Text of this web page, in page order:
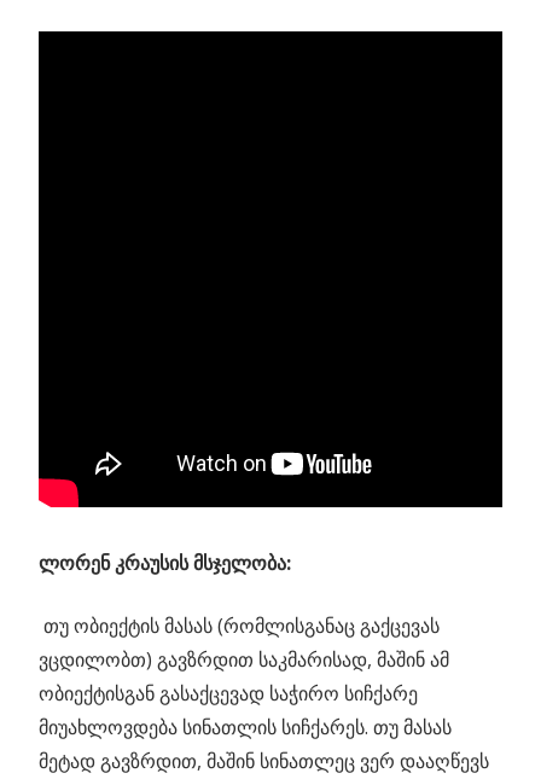
ლორენ კრაუსის მსჯელობა:
თუ ობიექტის მასას (რომლისგანაც გაქცევას
ვცდილობთ) გავზრდით საკმარისად, მაშინ ამ
ობიექტისგან გასაქცევად საჭირო სიჩქარე
მიუახლოვდება სინათლის სიჩქარეს. თუ მასას
მეტად გავზრდით, მაშინ სინათლეც ვერ დააღწევს